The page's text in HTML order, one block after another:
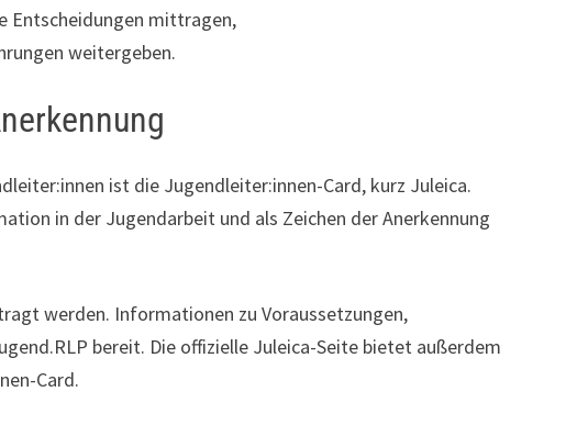
Entscheidungen mittragen,
weitergeben.
ist die Jugendleiter:innen-Card, kurz Juleica.
in der Jugendarbeit und als Zeichen der Anerkennung
werden. Informationen zu Voraussetzungen,
bereit. Die offizielle Juleica-Seite bietet außerdem
Card.